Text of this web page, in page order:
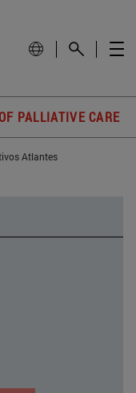
PALLIATIVE CARE
Atlantes